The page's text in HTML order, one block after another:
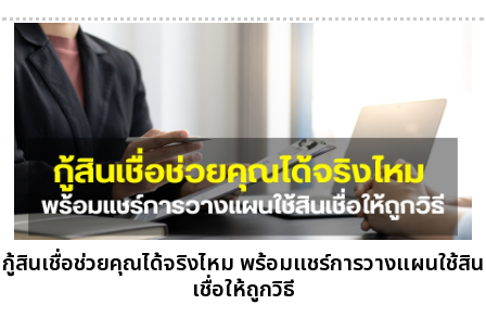
กู้สินเชื่อช่วยคุณได้จริงไหม พร้อมแชร์การวางแผนใช้สิน
เชื่อให้ถูกวิธี